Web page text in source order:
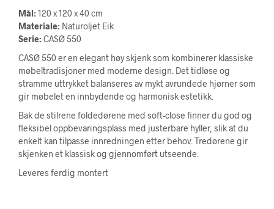
pris
var:
Mål:120 x 120 x 40 cm
Materiale: Naturoljet Eik
Serie:CASØ 550
CASØ 550 er en elegant høy skjenk som kombinerer klassiske
møbeltradisjoner med moderne design. Det tidløse og
stramme uttrykket balanseres av mykt avrundede hjørner som
gir møbelet en innbydende og harmonisk estetikk.
Bak de stilrene foldedørene med soft-close finner du god og
fleksibel oppbevaringsplass med justerbare hyller, slik at du
enkelt kan tilpasse innredningen etter behov. Tredørene gir
skjenken et klassisk og gjennomført utseende.
Leveres ferdig montert